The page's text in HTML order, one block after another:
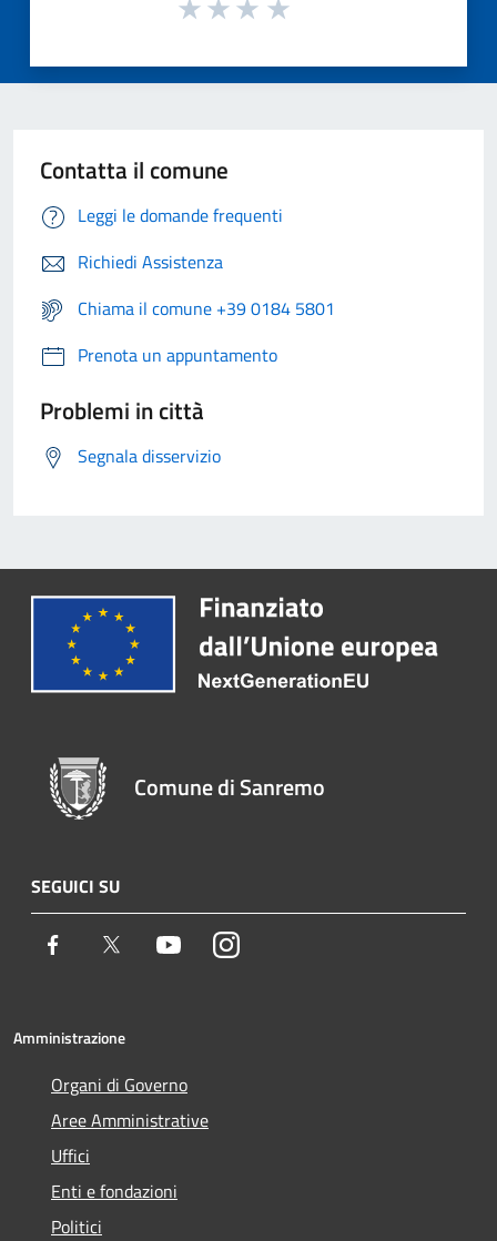
Contatta il comune
Leggi le domande frequenti
Richiedi Assistenza
Chiama il comune +39 0184 5801
Prenota un appuntamento
Problemi in città
Segnala disservizio
Comune di Sanremo
SEGUICI SU
Facebook Twitter YoutubeInstagram
Amministrazione
Organi di Governo
Aree Amministrative
Uffici
Enti e fondazioni
Politici